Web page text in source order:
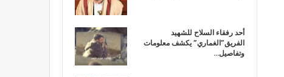
أحد رفقاء السلاح للشهيد
الفريق”الغماري” يكشف معلومات
وتفاصيل…